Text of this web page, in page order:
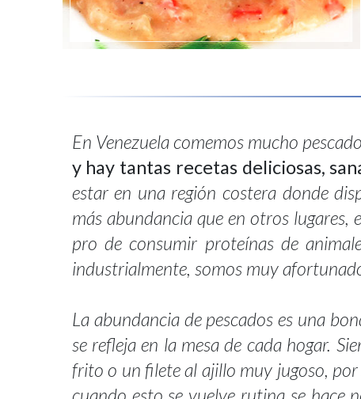
En Venezuela comemos mucho
y hay tantas recetas deliciosas,
estar en una región costera donde
más abundancia que en otros lugares,
pro de consumir proteínas de
industrialmente, somos muy
La abundancia de pescados es una
se refleja en la mesa de cada hogar.
frito o un filete al ajillo muy jugoso,